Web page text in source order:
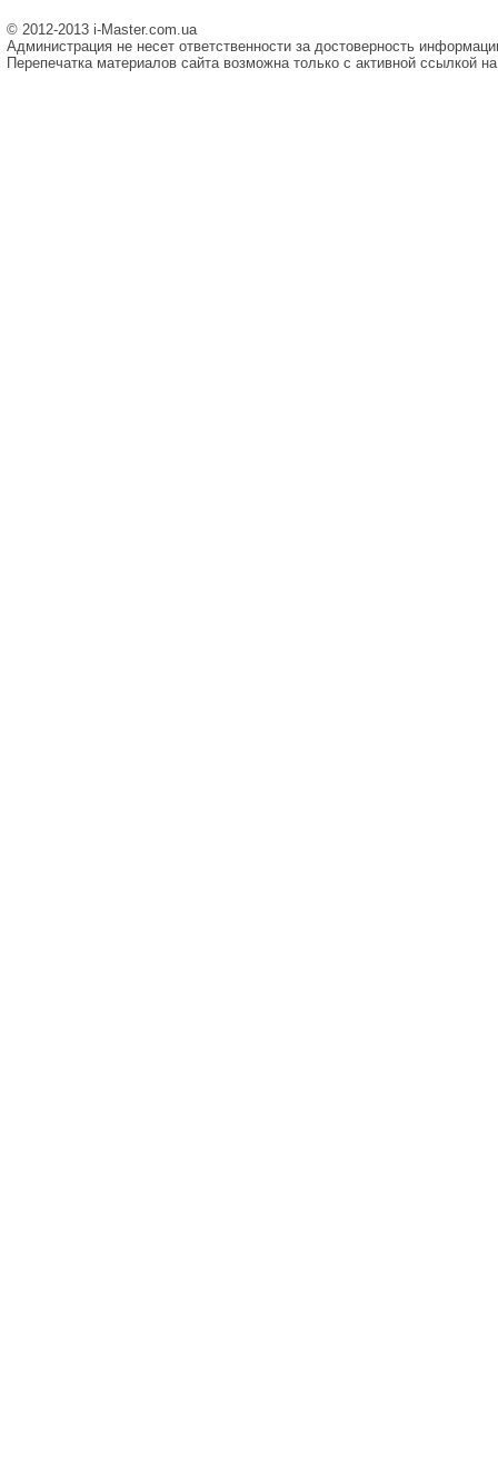
© 2012-2013 i-Master.com.ua
Администрация не несет ответственности за достоверность
Перепечатка материалов сайта возможна только с активной ссылкой